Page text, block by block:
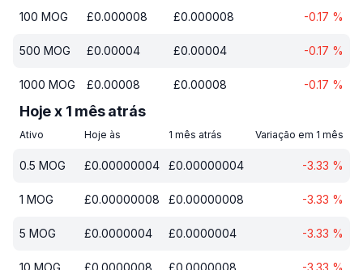
100 MOG £0.000008 £0.000008 -0.17 %
500 MOG £0.00004 £0.00004 -0.17 %
1000 MOG £0.00008 £0.00008 -0.17 %
Hoje x 1 mês atrás
Ativo Hoje às 1 mês atrás Variação em 1 mês
0.5 MOG £0.00000004 £0.00000004 -3.33 %
1 MOG £0.00000008 £0.00000008 -3.33 %
5 MOG £0.0000004 £0.0000004 -3.33 %
10 MOG £0.0000008 £0.0000008 -3.33 %